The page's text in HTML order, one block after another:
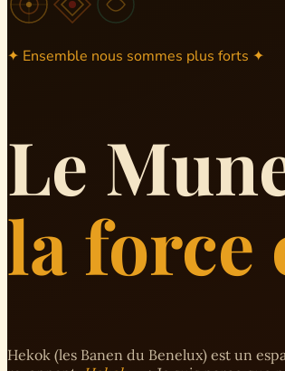
✦ Ensemble nous sommes plus forts ✦
Le
la force
Hekok (les Banen du Benelux) est un